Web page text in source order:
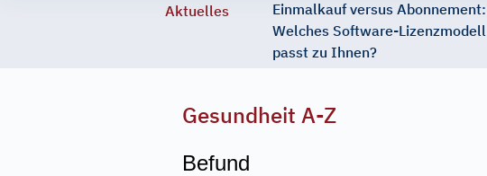
Aktuelles
Einmalkauf versus Abonnement:
Welches Software-Lizenzmodell
passt zu Ihnen?
Gesundheit A-Z
Befund